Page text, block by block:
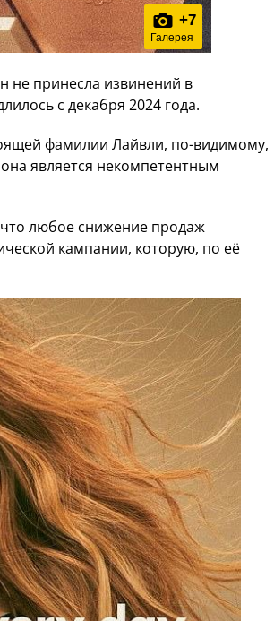
+7
Галерея
не принесла извинений в
с декабря 2024 года.
фамилии Лайвли, по-видимому,
является некомпетентным
любое снижение продаж
кампании, которую, по её